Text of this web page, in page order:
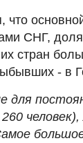
что
СНГ,
стран
- в
для